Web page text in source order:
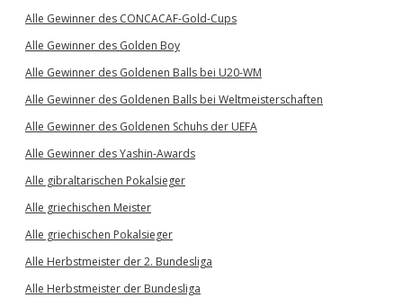
Alle Gewinner des CONCACAF-Gold-Cups
Alle Gewinner des Golden Boy
Alle Gewinner des Goldenen Balls bei U20-WM
Alle Gewinner des Goldenen Balls bei Weltmeisterschaften
Alle Gewinner des Goldenen Schuhs der UEFA
Alle Gewinner des Yashin-Awards
Alle gibraltarischen Pokalsieger
Alle griechischen Meister
Alle griechischen Pokalsieger
Alle Herbstmeister der 2. Bundesliga
Alle Herbstmeister der Bundesliga